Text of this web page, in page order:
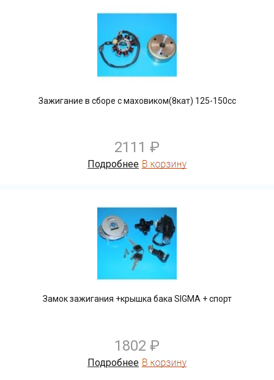
Зажигание в сборе с маховиком(8кат) 125-150сс
2111 ₽
Подробнее
Замок зажигания +крышка бака SIGMA + спорт
1802 ₽
Подробнее